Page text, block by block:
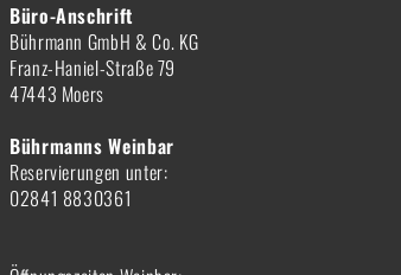
Büro-Anschrift
Bührmann GmbH & Co. KG
Franz-Haniel-Straße 79
47443 Moers
Bührmanns Weinbar
Reservierungen unter:
02841 8830361